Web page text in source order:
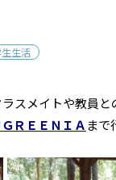
生生活
スメイトや教員
ＲＥＥＮＩＡ まで